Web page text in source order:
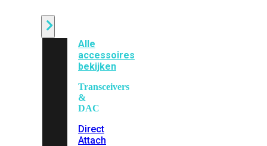
Alle
accessoires
bekijken
Transceivers
&
DAC
Direct
Attach